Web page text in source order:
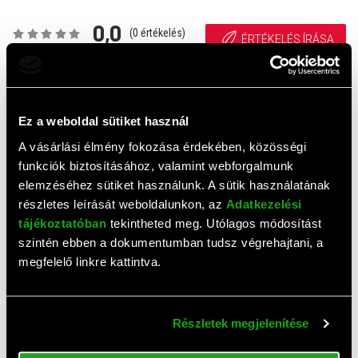
Ez a weboldal sütiket használ
A vásárlási élmény fokozása érdekében, közösségi
funkciók biztosításához, valamint webforgalmunk
elemzéséhez sütiket használunk. A sütik használatának
részletes leírását weboldalunkon, az Adatkezelési
tájékoztatóban tekintheted meg. Utólagos módosítást
szintén ebben a dokumentumban tudsz végrehajtani, a
megfelelő linkre kattintva.
Részletek megjelenítése
0,0 (0 értékelés) ÉRTÉKELÉS ÍRÁSA
Ehhez a termékhez még nem érkezett értékelés. Legyél te
Top termékek